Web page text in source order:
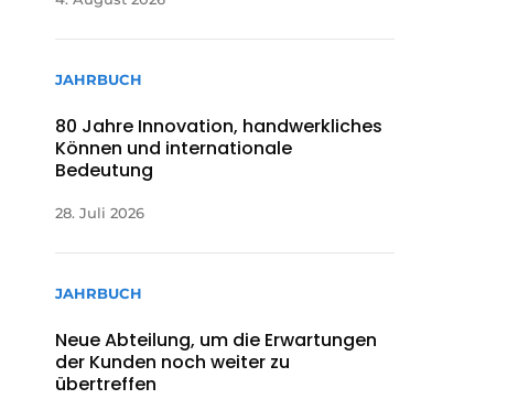
JAHRBUCH
80 Jahre Innovation, handwerkliches
Können und internationale
Bedeutung
28. Juli 2026
JAHRBUCH
Neue Abteilung, um die Erwartungen
der Kunden noch weiter zu
übertreffen